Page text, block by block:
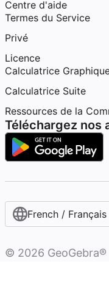
Centre d'aide
Termes du Service
Privé
Licence
Calculatrice
Calculatrice Suite
Ressources de la
Téléchargez nos
French / Français‎
© 2026 GeoGebra®